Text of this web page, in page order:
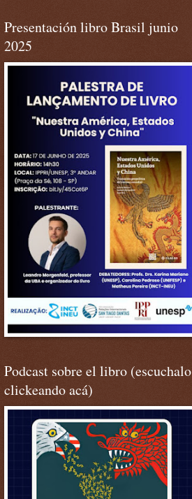
Presentación libro Brasil junio
2025
Podcast sobre el libro (escuchalo
clickeando acá)